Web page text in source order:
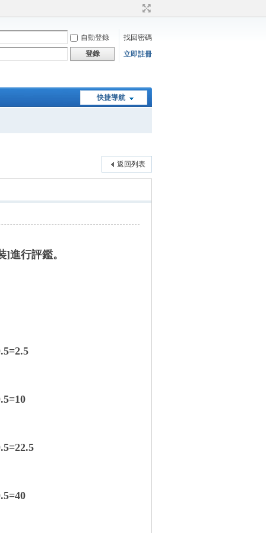
自動登錄
找回密碼
登錄 立即註冊
快捷導航
返回列表
]進行評鑑。
=2.5
=10
=22.5
=40